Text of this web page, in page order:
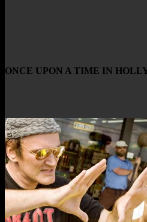
ONCE UPON A TIME IN